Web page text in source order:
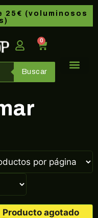
25€ (voluminosos
0
Buscar
Producto agotado